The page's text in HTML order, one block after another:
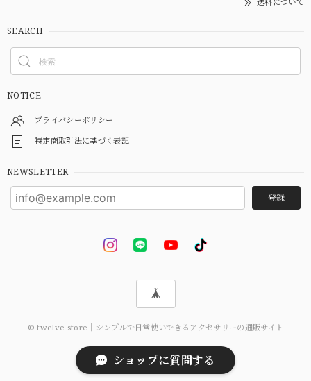
SEARCH
NOTICE
プライバシーポリシー
特定商取引法に基づく表記
NEWSLETTER
登録
© twelve store｜シンプルで日常使いできるアクセサリーの通販サイト
ショップに質問する